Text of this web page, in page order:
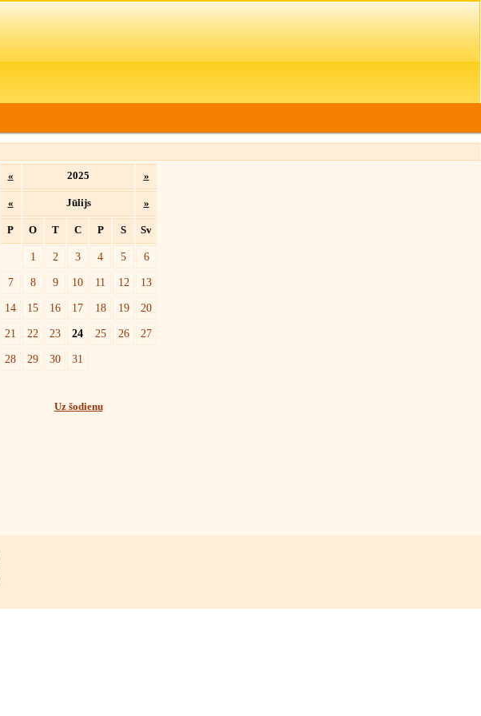
« 2025 »
« Jūlijs »
P O T C P S Sv
1 2 3 4 5
6
7
8 9 10 11 12
13
14
15 16 17 18 19
20
21
22 23 24 25 26
27
28
29 30 31
Uz šodienu